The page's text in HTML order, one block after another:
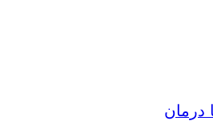
درمان